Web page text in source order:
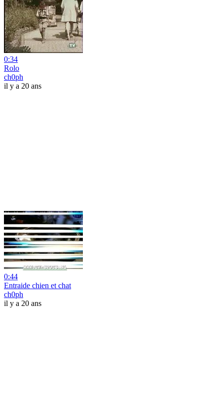
0:34
Rolo
ch0ph
il y a 20 ans
0:44
Entraide chien et chat
ch0ph
il y a 20 ans